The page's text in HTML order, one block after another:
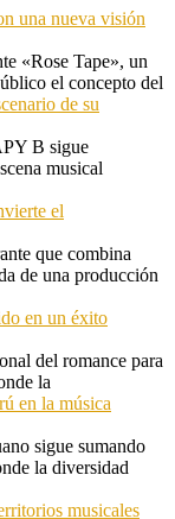
una nueva visión
«Rose Tape», un
el concepto del
de su
B sigue
musical
el
que combina
de una producción
en un éxito
del romance para
la
en la música
sigue sumando
la diversidad
musicales